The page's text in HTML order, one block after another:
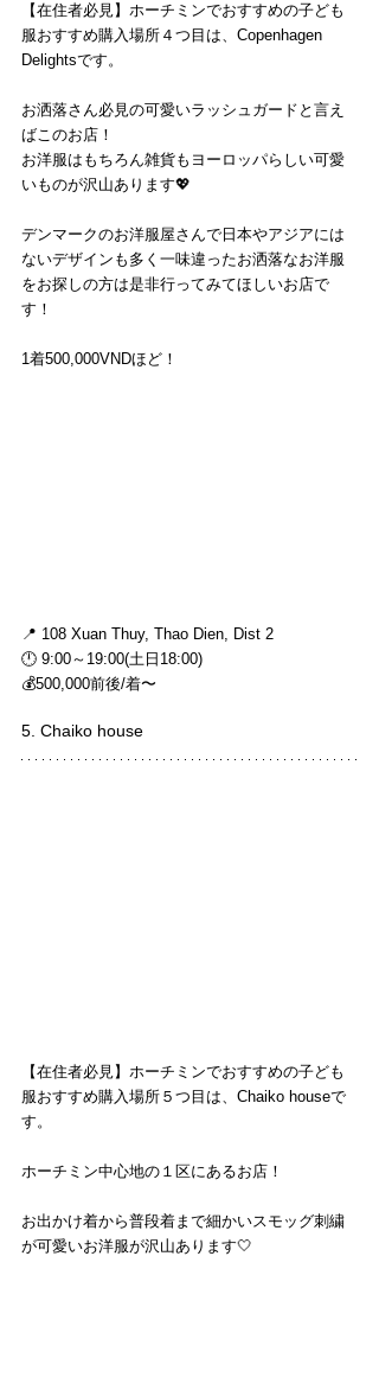
【在住者必見】ホーチミンでおすすめの子ども
服おすすめ購入場所４つ目は、Copenhagen
Delightsです。
お洒落さん必見の可愛いラッシュガードと言え
ばこのお店！
お洋服はもちろん雑貨もヨーロッパらしい可愛
いものが沢山あります💖
デンマークのお洋服屋さんで日本やアジアには
ないデザインも多く一味違ったお洒落なお洋服
をお探しの方は是非行ってみてほしいお店で
す！
1着500,000VNDほど！
📍 108 Xuan Thuy, Thao Dien, Dist 2
🕛 9:00～19:00(土日18:00)
💰500,000前後/着〜
5. Chaiko house
【在住者必見】ホーチミンでおすすめの子ども
服おすすめ購入場所５つ目は、Chaiko houseで
す。
ホーチミン中心地の１区にあるお店！
お出かけ着から普段着まで細かいスモッグ刺繍
が可愛いお洋服が沢山あります🤍